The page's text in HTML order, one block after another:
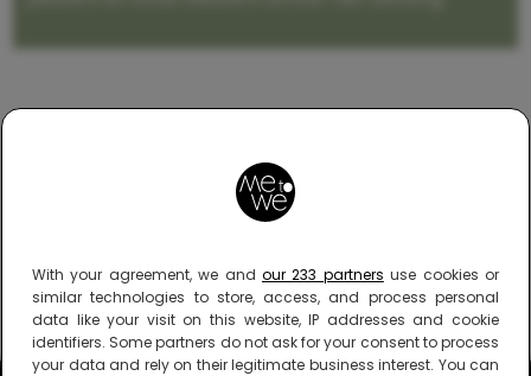
With your agreement, we and our 233 partners use cookies or
similar technologies to store, access, and process personal
data like your visit on this website, IP addresses and cookie
identifiers. Some partners do not ask for your consent to process
your data and rely on their legitimate business interest. You can